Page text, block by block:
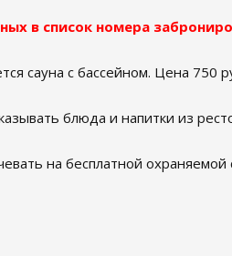
в список номера
сауна с бассейном. Цена 750
блюда и напитки из
на бесплатной